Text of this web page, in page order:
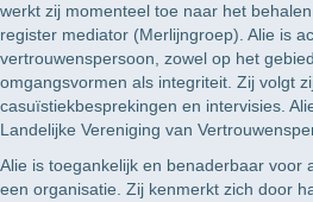
werkt zij momenteel toe naar het
register mediator (Merlijngroep). Alie is
vertrouwenspersoon, zowel op het
omgangsvormen als integriteit. Zij volgt
casuïstiekbesprekingen en intervisies.
Landelijke Vereniging van
Alie is toegankelijk en benaderbaar voor
een organisatie. Zij kenmerkt zich door